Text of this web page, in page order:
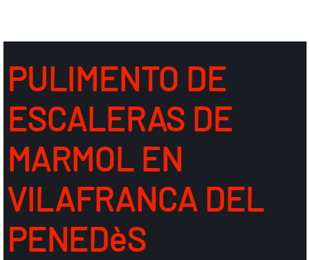
PULIMENTO DE
ESCALERAS DE
MARMOL EN
VILAFRANCA DEL
PENEDèS